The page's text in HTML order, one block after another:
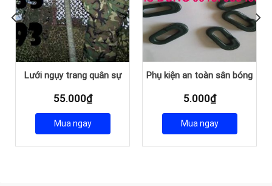
Lưới ngụy trang quân sự
55.000₫
Mua ngay
Phụ kiện an toàn sân bóng
5.000₫
Mua ngay